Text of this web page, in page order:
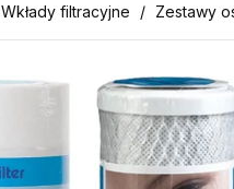
Wkłady filtracyjne Zestawy